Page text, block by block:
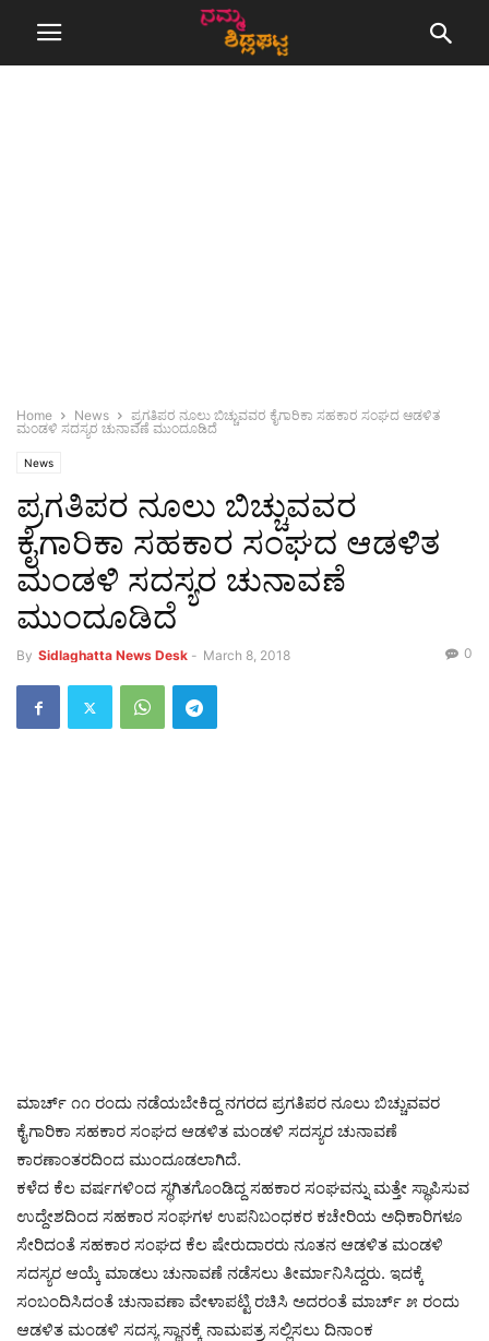
Home News
ಪ್ರಗತಿಪರ ನೂಲು ಬಿಚ್ಚುವವರ ಕೈಗಾರಿಕಾ ಸಹಕಾರ ಸಂಘದ ಆಡಳಿತ
ಮಂಡಳಿ ಸದಸ್ಯರ ಚುನಾವಣೆ ಮುಂದೂಡಿದೆ
News
ಪ್ರಗತಿಪರ ನೂಲು ಬಿಚ್ಚುವವರ
ಕೈಗಾರಿಕಾ ಸಹಕಾರ ಸಂಘದ ಆಡಳಿತ
ಮಂಡಳಿ ಸದಸ್ಯರ ಚುನಾವಣೆ
ಮುಂದೂಡಿದೆ
By Sidlaghatta News Desk - March 8, 2018 0
ಮಾರ್ಚ್ ೧೧ ರಂದು ನಡೆಯಬೇಕಿದ್ದ ನಗರದ ಪ್ರಗತಿಪರ ನೂಲು ಬಿಚ್ಚುವವರ
ಕೈಗಾರಿಕಾ ಸಹಕಾರ ಸಂಘದ ಆಡಳಿತ ಮಂಡಳಿ ಸದಸ್ಯರ ಚುನಾವಣೆ
ಕಾರಣಾಂತರದಿಂದ ಮುಂದೂಡಲಾಗಿದೆ.
ಕಳೆದ ಕೆಲ ವರ್ಷಗಳಿಂದ ಸ್ಥಗಿತಗೊಂಡಿದ್ದ ಸಹಕಾರ ಸಂಘವನ್ನು ಮತ್ತೇ ಸ್ಥಾಪಿಸುವ
ಉದ್ದೇಶದಿಂದ ಸಹಕಾರ ಸಂಘಗಳ ಉಪನಿಬಂಧಕರ ಕಚೇರಿಯ ಅಧಿಕಾರಿಗಳೂ
ಸೇರಿದಂತೆ ಸಹಕಾರ ಸಂಘದ ಕೆಲ ಷೇರುದಾರರು ನೂತನ ಆಡಳಿತ ಮಂಡಳಿ
ಸದಸ್ಯರ ಆಯ್ಕೆ ಮಾಡಲು ಚುನಾವಣೆ ನಡೆಸಲು ತೀರ್ಮಾನಿಸಿದ್ದರು. ಇದಕ್ಕೆ
ಸಂಬಂದಿಸಿದಂತೆ ಚುನಾವಣಾ ವೇಳಾಪಟ್ಟಿ ರಚಿಸಿ ಅದರಂತೆ ಮಾರ್ಚ್ ೫ ರಂದು
ಆಡಳಿತ ಮಂಡಳಿ ಸದಸ್ಯ ಸ್ಥಾನಕ್ಕೆ ನಾಮಪತ್ರ ಸಲ್ಲಿಸಲು ದಿನಾಂಕ